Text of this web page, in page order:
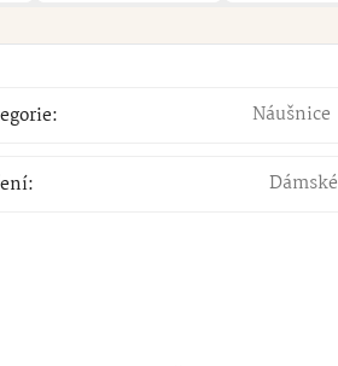
Náušnice
Dámské